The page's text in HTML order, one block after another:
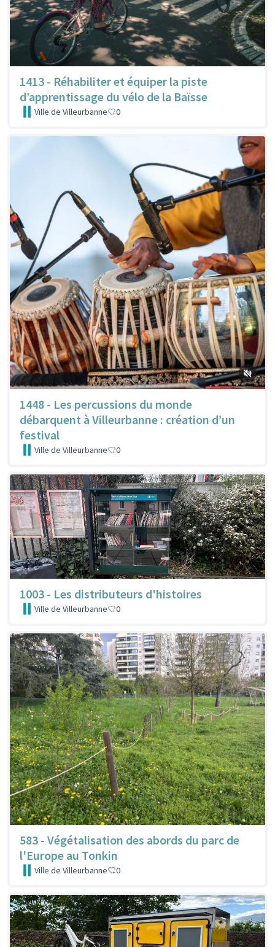
1413 - Réhabiliter et équiper la piste
d’apprentissage du vélo de la Baïsse
Ville de Villeurbanne 0
1448 - Les percussions du monde
débarquent à Villeurbanne : création d’un
festival
Ville de Villeurbanne 0
1003 - Les distributeurs d'histoires
Ville de Villeurbanne 0
583 - Végétalisation des abords du parc de
l'Europe au Tonkin
Ville de Villeurbanne 0